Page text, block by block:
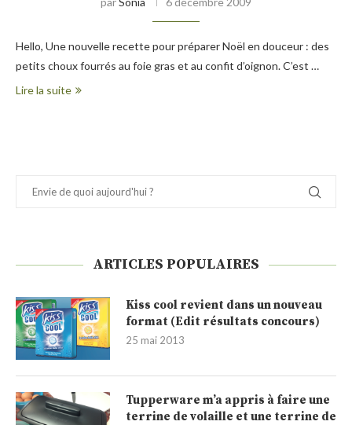
Hello, Une nouvelle recette pour préparer Noël en douceur : des
petits choux fourrés au foie gras et au confit d’oignon. C’est …
Lire la suite
ARTICLES POPULAIRES
Kiss cool revient dans un nouveau
format (Edit résultats concours)
25 mai 2013
Tupperware m’a appris à faire une
terrine de volaille et une terrine de